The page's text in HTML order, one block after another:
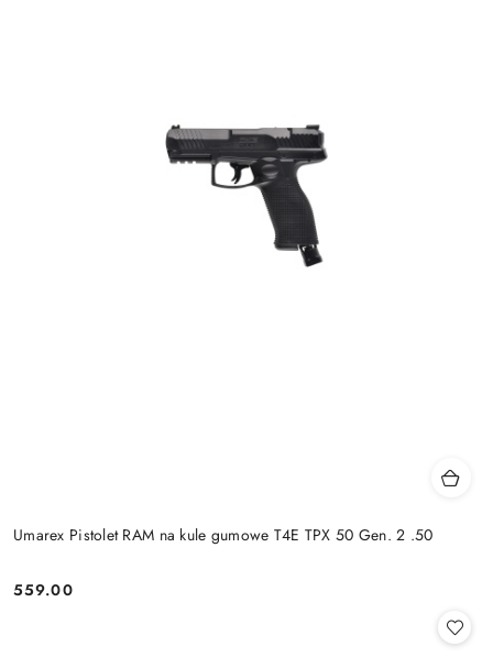
Umarex Pistolet RAM na kule gumowe T4E TPX 50 Gen. 2 .50
Cena:
559.00